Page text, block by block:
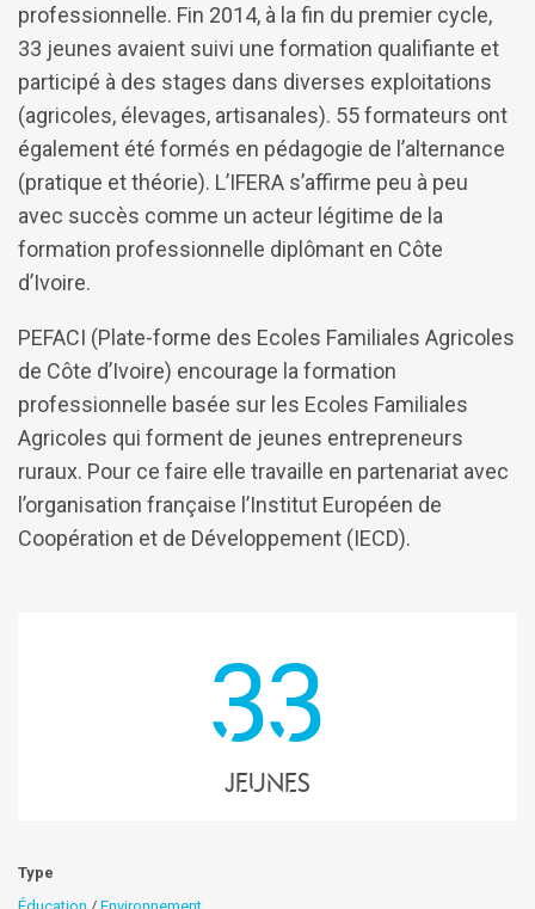
professionnelle. Fin 2014, à la fin du premier cycle,
33 jeunes avaient suivi une formation qualifiante et
participé à des stages dans diverses exploitations
(agricoles, élevages, artisanales). 55 formateurs ont
également été formés en pédagogie de l’alternance
(pratique et théorie). L’IFERA s’affirme peu à peu
avec succès comme un acteur légitime de la
formation professionnelle diplômant en Côte
d’Ivoire.
PEFACI (Plate-forme des Ecoles Familiales Agricoles
de Côte d’Ivoire) encourage la formation
professionnelle basée sur les Ecoles Familiales
Agricoles qui forment de jeunes entrepreneurs
ruraux. Pour ce faire elle travaille en partenariat avec
l’organisation française l’Institut Européen de
Coopération et de Développement (IECD).
33
jeunes
Type